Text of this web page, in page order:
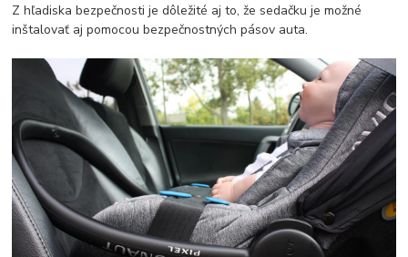
Z hľadiska bezpečnosti je dôležité aj to, že sedačku je možné
inštalovať aj pomocou bezpečnostných pásov auta.